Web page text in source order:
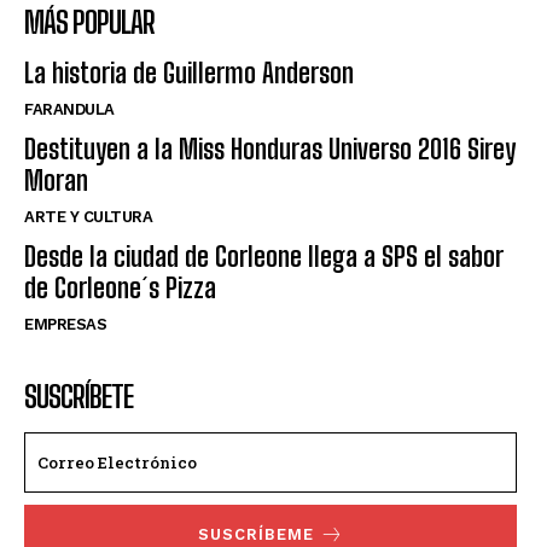
MÁS POPULAR
La historia de Guillermo Anderson
FARANDULA
Destituyen a la Miss Honduras Universo 2016 Sirey
Moran
ARTE Y CULTURA
Desde la ciudad de Corleone llega a SPS el sabor
de Corleone´s Pizza
EMPRESAS
SUSCRÍBETE
SUSCRÍBEME